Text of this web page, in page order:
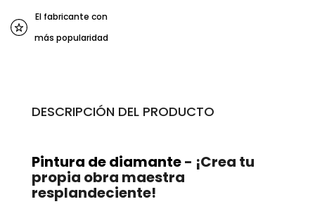
El fabricante con
más popularidad
DESCRIPCIÓN DEL PRODUCTO
Pintura de diamante- ¡Crea tu
propia obra maestra
resplandeciente!